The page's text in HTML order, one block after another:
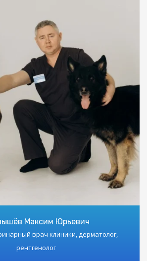
Максим Юрьевич
врач клиники, дерматолог,
рентгенолог